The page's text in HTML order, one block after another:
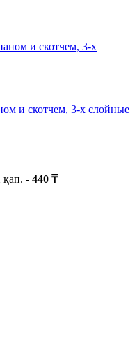
и скотчем, 3-х слойные
қап. - 440 ₸